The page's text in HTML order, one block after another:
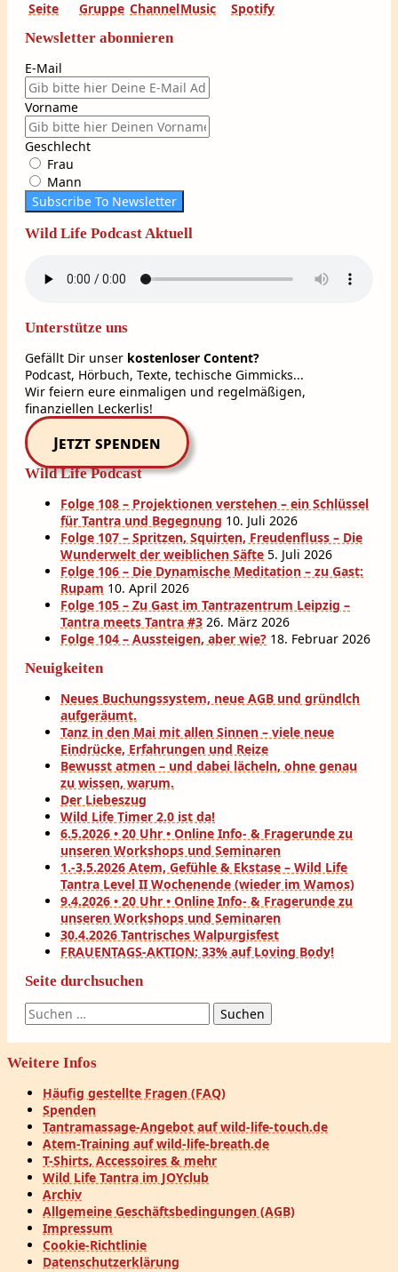
Newsletter abonnieren
E-Mail
Vorname
Geschlecht
Frau
Mann
Subscribe To Newsletter
Wild Life Podcast Aktuell
Unterstütze uns
Gefällt Dir unser kostenloser Content?
Podcast, Hörbuch, Texte, techische Gimmicks...
Wir feiern eure einmaligen und regelmäßigen,
finanziellen Leckerlis!
Jetzt spenden
Wild Life Podcast
Folge 108 – Projektionen verstehen – ein Schlüssel
für Tantra und Begegnung 10. Juli 2026
Folge 107 – Spritzen, Squirten, Freudenfluss – Die
Wunderwelt der weiblichen Säfte 5. Juli 2026
Folge 106 – Die Dynamische Meditation – zu Gast:
Rupam 10. April 2026
Folge 105 – Zu Gast im Tantrazentrum Leipzig –
Tantra meets Tantra #3 26. März 2026
Folge 104 – Aussteigen, aber wie? 18. Februar 2026
Neuigkeiten
Neues Buchungssystem, neue AGB und gründlch
aufgeräumt.
Tanz in den Mai mit allen Sinnen – viele neue
Eindrücke, Erfahrungen und Reize
Bewusst atmen – und dabei lächeln, ohne genau
zu wissen, warum.
Der Liebeszug
Wild Life Timer 2.0 ist da!
6.5.2026 • 20 Uhr • Online Info- & Fragerunde zu
unseren Workshops und Seminaren
1.-3.5.2026 Atem, Gefühle & Ekstase – Wild Life
Tantra Level II Wochenende (wieder im Wamos)
9.4.2026 • 20 Uhr • Online Info- & Fragerunde zu
unseren Workshops und Seminaren
30.4.2026 Tantrisches Walpurgisfest
FRAUENTAGS-AKTION: 33% auf Loving Body!
Seite durchsuchen
Suchen
nach:
Weitere Infos
Häufig gestellte Fragen (FAQ)
Spenden
Tantramassage-Angebot auf wild-life-touch.de
Atem-Training auf wild-life-breath.de
T-Shirts, Accessoires & mehr
Wild Life Tantra im JOYclub
Archiv
Allgemeine Geschäftsbedingungen (AGB)
Impressum
Cookie-Richtlinie
Datenschutzerklärung